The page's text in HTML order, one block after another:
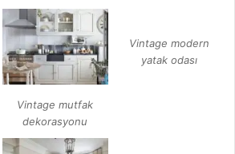
Vintage mutfak
dekorasyonu
Vintage modern
yatak odası